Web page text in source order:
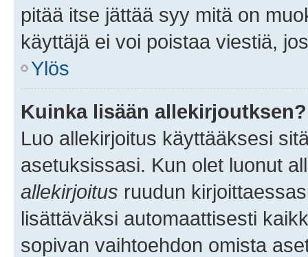
pitää itse jättää syy mitä on
käyttäjä ei voi poistaa viestiä,
Ylös
Kuinka lisään allekirjoutksen?
Luo allekirjoitus käyttääksesi
asetuksissasi. Kun olet luonut
allekirjoitus ruudun
lisättäväksi automaattisesti
sopivan vaihtoehdon omista